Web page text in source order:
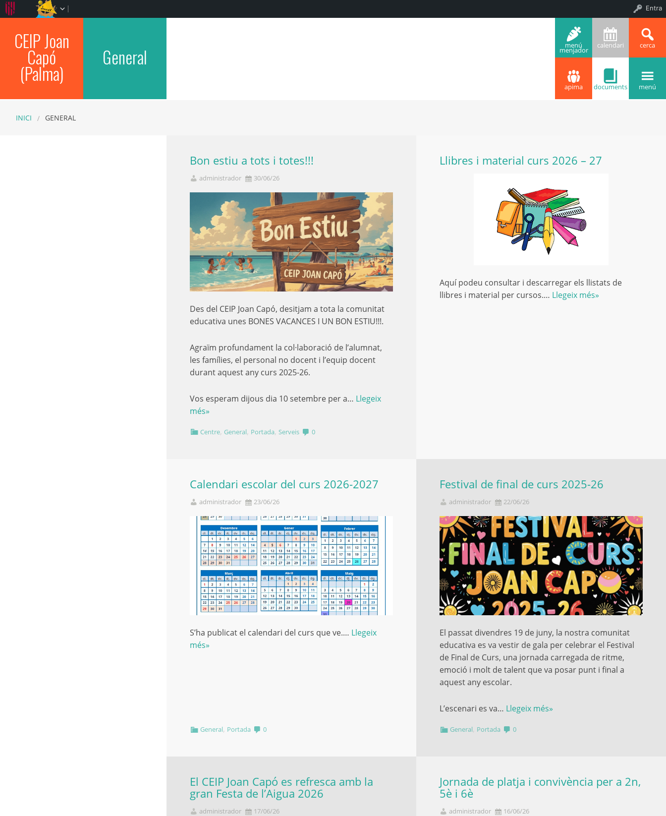
CEIP Joan
Capó
(Palma)
General menú
menjador
calendari cerca
apima documents menú
INICI GENERAL
Bon estiu a tots i totes!!!
administrador 30/06/26
Des del CEIP Joan Capó, desitjam a tota la comunitat
educativa unes BONES VACANCES I UN BON ESTIU!!!.
Agraïm profundament la col·laboració de l’alumnat,
les famílies, el personal no docent i l’equip docent
durant aquest any curs 2025-26.
Vos esperam dijous dia 10 setembre per a… Llegeix
més»
Centre,General, Portada,Serveis 0
Llibres i material curs 2026 – 27
Aquí podeu consultar i descarregar els llistats de
llibres i material per cursos.… Llegeix més»
Calendari escolar del curs 2026-2027
administrador 23/06/26
S’ha publicat el calendari del curs que ve.… Llegeix
més»
General, Portada 0
Festival de final de curs 2025-26
administrador 22/06/26
El passat divendres 19 de juny, la nostra comunitat
educativa es va vestir de gala per celebrar el Festival
de Final de Curs, una jornada carregada de ritme,
emoció i molt de talent que va posar punt i final a
aquest any escolar.
L’escenari es va… Llegeix més»
General Portada 0
El CEIP Joan Capó es refresca amb la
gran Festa de l’Aigua 2026
administrador 17/06/26
Jornada de platja i convivència per a 2n,
5è i 6è
administrador 16/06/26
Entra